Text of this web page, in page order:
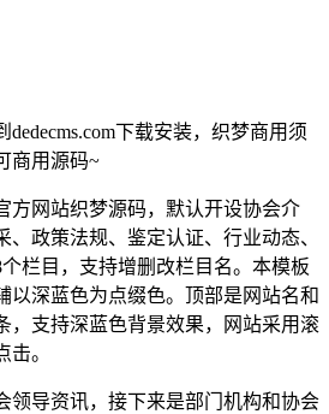
下载安装，织梦商用须
商用源码~
方网站织梦源码，默认开设协会介
政策法规、鉴定认证、行业动态、
栏目，支持增删改栏目名。本模板
以深蓝色为点缀色。顶部是网站名和
，支持深蓝色背景效果，网站采用滚
。
领导资讯，接下来是部门机构和协会